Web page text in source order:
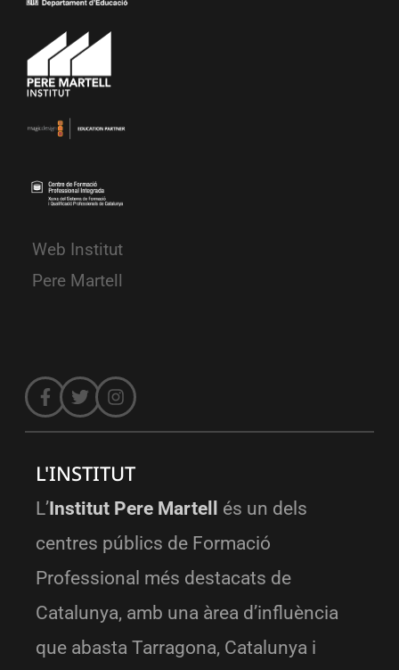
Web Institut
Pere Martell
L'INSTITUT
L’Institut Pere Martell
és un dels
centres públics de Formació
Professional més destacats de
Catalunya, amb una àrea d’influència
que abasta Tarragona, Catalunya i